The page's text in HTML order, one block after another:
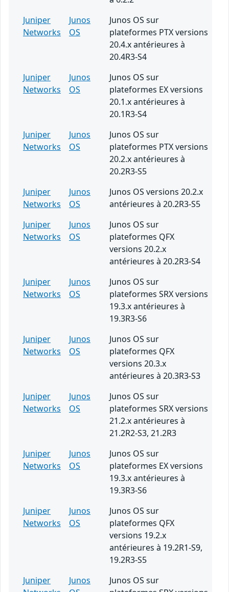
Juniper
Networks
Junos
OS
Junos OS sur
plateformes PTX versions
20.4.x antérieures à
20.4R3-S4
Juniper
Networks
Junos
OS
Junos OS sur
plateformes EX versions
20.1.x antérieures à
20.1R3-S4
Juniper
Networks
Junos
OS
Junos OS sur
plateformes PTX versions
20.2.x antérieures à
20.2R3-S5
Juniper
Networks
Junos
OS
Junos OS versions 20.2.x
antérieures à 20.2R3-S5
Juniper
Networks
Junos
OS
Junos OS sur
plateformes QFX
versions 20.2.x
antérieures à 20.2R3-S4
Juniper
Networks
Junos
OS
Junos OS sur
plateformes SRX versions
19.3.x antérieures à
19.3R3-S6
Juniper
Networks
Junos
OS
Junos OS sur
plateformes QFX
versions 20.3.x
antérieures à 20.3R3-S3
Juniper
Networks
Junos
OS
Junos OS sur
plateformes SRX versions
21.2.x antérieures à
21.2R2-S3, 21.2R3
Juniper
Networks
Junos
OS
Junos OS sur
plateformes EX versions
19.3.x antérieures à
19.3R3-S6
Juniper
Networks
Junos
OS
Junos OS sur
plateformes QFX
versions 19.2.x
antérieures à 19.2R1-S9,
19.2R3-S5
Juniper
Junos
Junos OS sur